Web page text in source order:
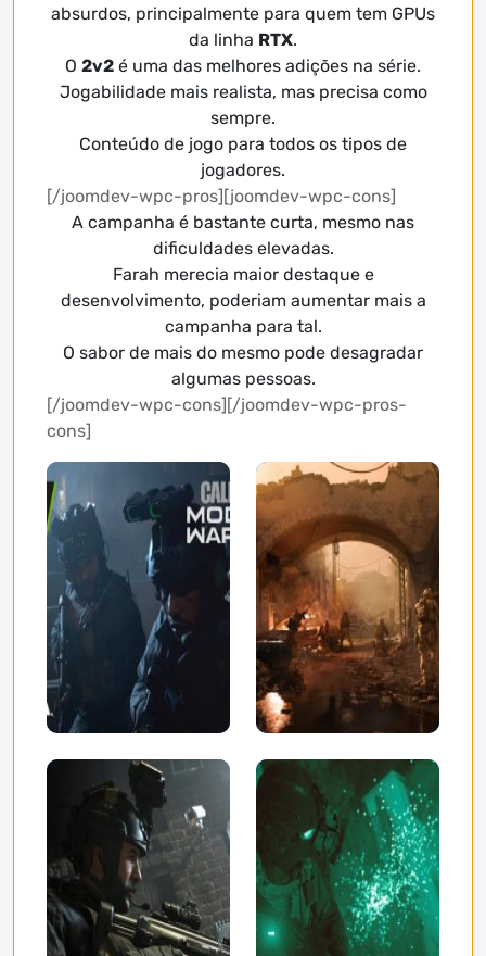
absurdos, principalmente para quem tem GPUs
da linha RTX.
O 2v2 é uma das melhores adições na série.
Jogabilidade mais realista, mas precisa como
sempre.
Conteúdo de jogo para todos os tipos de
jogadores.
[/joomdev-wpc-pros][joomdev-wpc-cons]
A campanha é bastante curta, mesmo nas
dificuldades elevadas.
Farah merecia maior destaque e
desenvolvimento, poderiam aumentar mais a
campanha para tal.
O sabor de mais do mesmo pode desagradar
algumas pessoas.
[/joomdev-wpc-cons][/joomdev-wpc-pros-
cons]